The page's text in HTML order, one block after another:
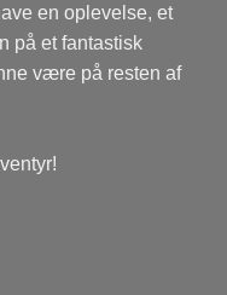
en oplevelse, et
på et fantastisk
være på resten af